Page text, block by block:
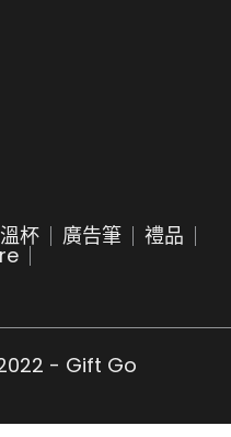
杯 廣告筆 禮品
- Gift Go